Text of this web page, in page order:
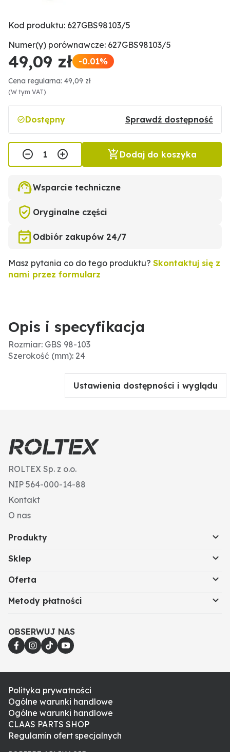
Kod produktu: 627GBS98103/5
Numer(y) porównawcze: 627GBS98103/5
49,09 zł -0.01%
Cena regularna: 49,09 zł
(W tym VAT)
Dostępny Sprawdź dostępność
Dodaj do koszyka
Wsparcie techniczne
Oryginalne części
Odbiór zakupów 24/7
Masz pytania co do tego produktu? Skontaktuj się z
nami przez formularz
Opis i specyfikacja
Rozmiar: GBS 98-103
Szerokość (mm): 24
Ustawienia dostępności i wyglądu
ROLTEX Sp. z o.o.
NIP 564-000-14-88
Kontakt
O nas
Produkty
Sklep
Oferta
Metody płatności
OBSERWUJ NAS
Polityka prywatności
Ogólne warunki handlowe
Ogólne warunki handlowe
CLAAS PARTS SHOP
Regulamin ofert specjalnych